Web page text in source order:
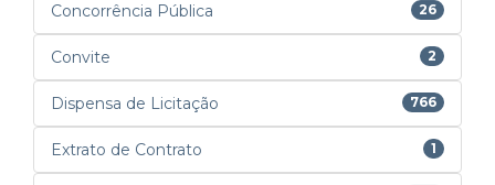
Concorrência Pública 26
Convite 2
Dispensa de Licitação 766
Extrato de Contrato 1